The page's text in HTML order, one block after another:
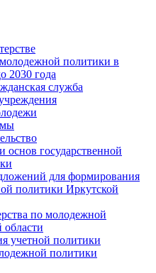
политики в
2030 года
служба
основ государственной
для формирования
политики Иркутской
по молодежной
области
учетной политики
политики